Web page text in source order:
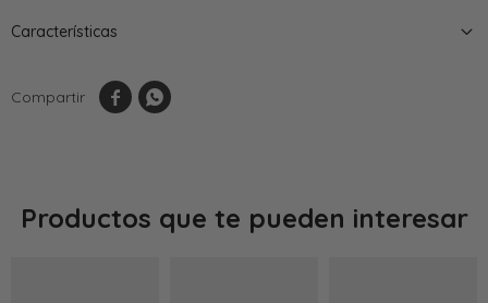
Características
 
Productos que te pueden interesar